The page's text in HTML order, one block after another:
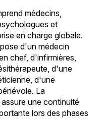
médecins,
et
en charge globale.
d'un médecin
chef, d'infirmières,
d'une
d'une
La
assure une continuité
lors des phases